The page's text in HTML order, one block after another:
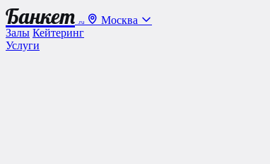
Банкет .ru
Москва
Залы Кейтеринг
Услуги